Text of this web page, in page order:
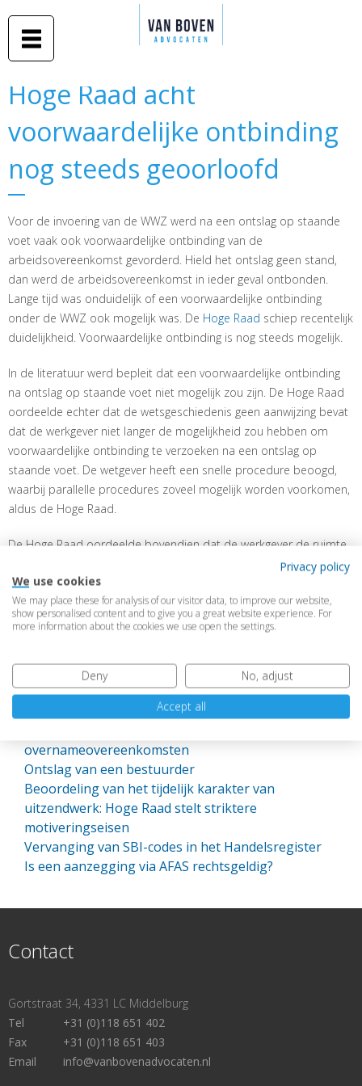
en naar
de inhoud
Van Boven
advocaten
Middelburg
-
Amsterdam
advies in
begrijpelijke
taal
Hoge Raad acht
voorwaardelijke ontbinding
nog steeds geoorloofd
Hoge Raad acht
voorwaardelijke ontbinding
nog steeds geoorloofd
Voor de invoering van de WWZ werd na een ontslag op staande
voet vaak ook voorwaardelijke ontbinding van de
arbeidsovereenkomst gevorderd. Hield het ontslag geen stand,
dan werd de arbeidsovereenkomst in ieder geval ontbonden.
Lange tijd was onduidelijk of een voorwaardelijke ontbinding
onder de WWZ ook mogelijk was. De Hoge Raad schiep recentelijk
duidelijkheid. Voorwaardelijke ontbinding is nog steeds mogelijk.
In de literatuur werd bepleit dat een voorwaardelijke ontbinding
na ontslag op staande voet niet mogelijk zou zijn. De Hoge Raad
oordeelde echter dat de wetsgeschiedenis geen aanwijzing bevat
dat de werkgever niet langer de mogelijkheid zou hebben om
voorwaardelijke ontbinding te verzoeken na een ontslag op
staande voet. De wetgever heeft een snelle procedure beoogd,
waarbij parallelle procedures zoveel mogelijk worden voorkomen,
aldus de Hoge Raad.
De Hoge Raad oordeelde bovendien dat de werkgever de ruimte
heeft om bij het voorwaardelijke ontbindingsverzoek nog
aanvullende feiten en omstandigheden aan te voeren. De
werkgever is dus niet gebonden aan slechts de feiten en
omstandigheden die ten grondslag lagen aan het ontslag op
Meer nieuws
overnameovereenkomsten
Ontslag van een bestuurder
Beoordeling van het tijdelijk karakter van
uitzendwerk: Hoge Raad stelt striktere
motiveringseisen
Vervanging van SBI-codes in het Handelsregister
Is een aanzegging via AFAS rechtsgeldig?
Contact
Gortstraat 34, 4331 LC Middelburg
Tel
+31 (0)118 651 402
Fax
+31 (0)118 651 403
Email
info@vanbovenadvocaten.nl
Privacy policy
We use cookies
We may place these for analysis of our visitor data, to improve our website,
show personalised content and to give you a great website experience. For
more information about the cookies we use open the settings.
Deny
No, adjust
Accept all